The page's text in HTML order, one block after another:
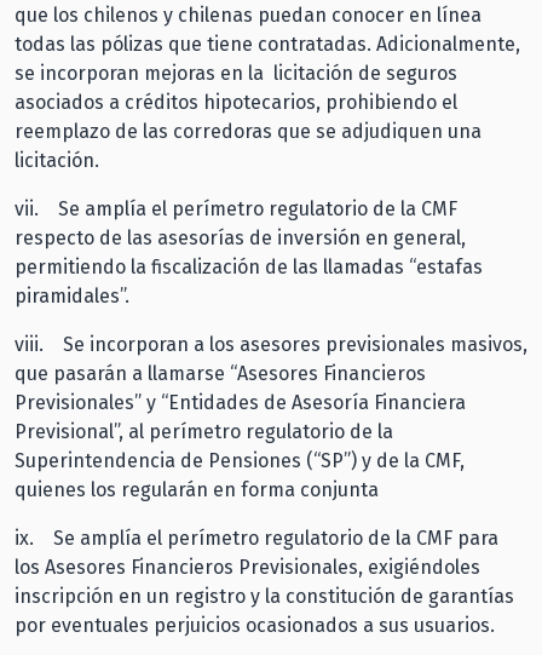
que los chilenos y chilenas puedan conocer en línea
todas las pólizas que tiene contratadas. Adicionalmente,
se incorporan mejoras en la licitación de seguros
asociados a créditos hipotecarios, prohibiendo el
reemplazo de las corredoras que se adjudiquen una
licitación.
vii. Se amplía el perímetro regulatorio de la CMF
respecto de las asesorías de inversión en general,
permitiendo la fiscalización de las llamadas “estafas
piramidales”.
viii. Se incorporan a los asesores previsionales masivos,
que pasarán a llamarse “Asesores Financieros
Previsionales” y “Entidades de Asesoría Financiera
Previsional”, al perímetro regulatorio de la
Superintendencia de Pensiones (“SP”) y de la CMF,
quienes los regularán en forma conjunta
ix. Se amplía el perímetro regulatorio de la CMF para
los Asesores Financieros Previsionales, exigiéndoles
inscripción en un registro y la constitución de garantías
por eventuales perjuicios ocasionados a sus usuarios.